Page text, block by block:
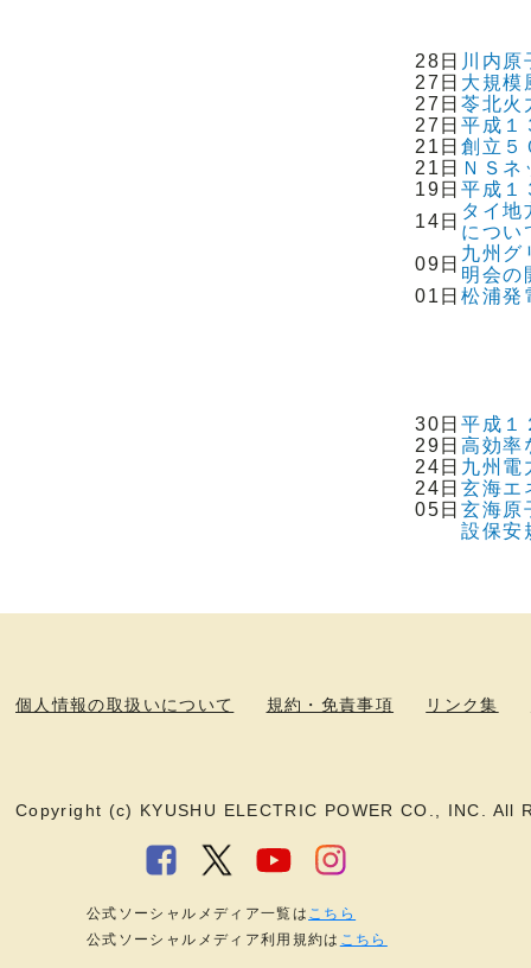
28日 川内
27日 大規模
27日 苓北火
27日 平成
21日 創立５
21日 ＮＳ
19日 平成１
14日
タイ地
につい
09日
九州グ
明会の
01日 松浦発
30日 平成１
29日 高効率
24日 九州電
24日 玄海エ
05日 玄海原
設保安
個人情報の取扱いについて 規約・免責事項 リンク集
Copyright (c) KYUSHU ELECTRIC POWER CO., INC. All
公式ソーシャルメディア一覧は こちら
公式ソーシャルメディア利用規約は こちら